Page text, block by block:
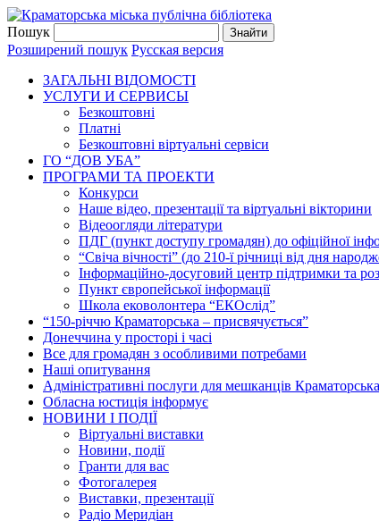
Пошук
Розширений пошук Русская версия
ЗАГАЛЬНI ВIДОМОСТI
УСЛУГИ И СЕРВИСЫ
Безкоштовнi
Платні
Безкоштовні віртуальні сервіси
ГО “ДОВ УБА”
ПРОГРАМИ ТА ПРОЕКТИ
Конкурси
Наше відео, презентації та віртуальні вікторини
Відеоогляди літератури
ПДГ (пункт доступу громадян) до офіційної
“Свіча вічності” (до 210-ї річниці від дня
Інформаційно-досуговий центр підтримки та
Пункт європейської інформації
Школа ековолонтера “ЕКОслід”
“150-річчю Краматорська – присвячується”
Донеччина у просторі і часі
Все для громадян з особливими потребами
Наші опитування
Адміністративні послуги для мешканців Краматорська
Обласна юстиція інформує
НОВИНИ I ПОДIЇ
Вiртуальнi виставки
Новини, подiї
Гранти для вас
Фотогалерея
Виставки, презентації
Радіо Меридіан